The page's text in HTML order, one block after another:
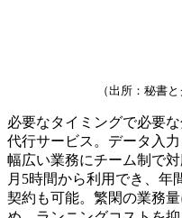
（出所：秘書
必要なタイミングで必要
代行サービス。データ入
幅広い業務にチーム制で対
月5時間から利用でき、年
契約も可能。繁閑の業務